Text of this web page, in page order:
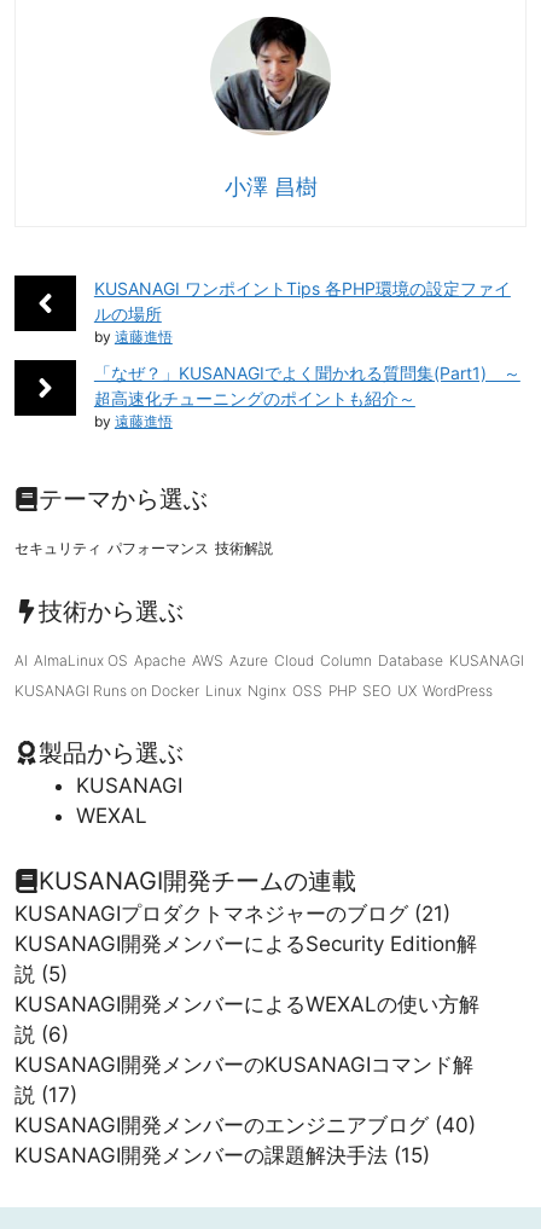
e
st
y
Li
n
k
l
小澤 昌樹
KUSANAGI ワンポイントTips 各PHP環境の設定ファイ
ルの場所
by 遠藤進悟
「なぜ？」KUSANAGIでよく聞かれる質問集(Part1) ～
超高速化チューニングのポイントも紹介～
by 遠藤進悟
テーマから選ぶ
セキュリティ パフォーマンス 技術解説
技術から選ぶ
AI AlmaLinux OS Apache AWS Azure Cloud Column Database KUSANAGI
KUSANAGI Runs on Docker Linux Nginx OSS PHP SEO UX WordPress
製品から選ぶ
KUSANAGI
WEXAL
KUSANAGI開発チームの連載
KUSANAGIプロダクトマネジャーのブログ(21)
KUSANAGI開発メンバーによるSecurity Edition解
説 (5)
KUSANAGI開発メンバーによるWEXALの使い方解
説 (6)
KUSANAGI開発メンバーのKUSANAGIコマンド解
説 (17)
KUSANAGI開発メンバーのエンジニアブログ(40)
KUSANAGI開発メンバーの課題解決手法 (15)